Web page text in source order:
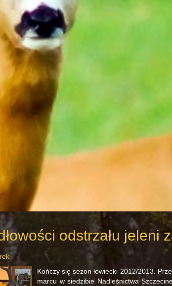
odstrzału jeleni
Kończy się sezon łowiecki 2012/2013.
marcu w siedzibie Nadleśnictwa